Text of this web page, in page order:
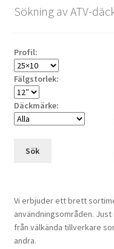
Sökning av ATV-
Profil:
Fälgstorlek:
Däckmärke:
Sök
Vi erbjuder ett brett
användningsområden.
från välkända tillverkare
andra.